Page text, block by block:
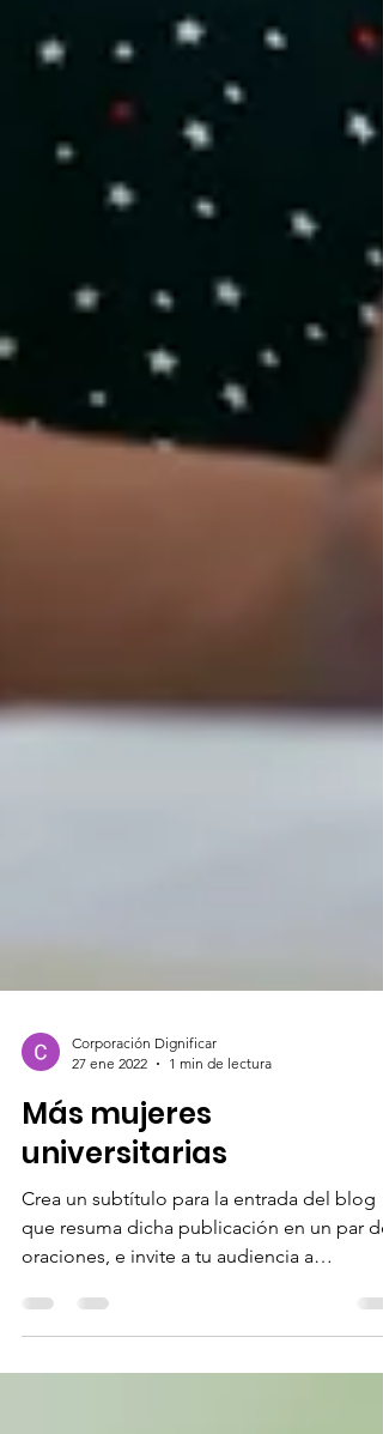
27 ene 2022
1 min de lectura
Más mujeres
universitarias
Crea un subtítulo para la entrada del blog
oraciones, e invite a tu audiencia a
continuar...